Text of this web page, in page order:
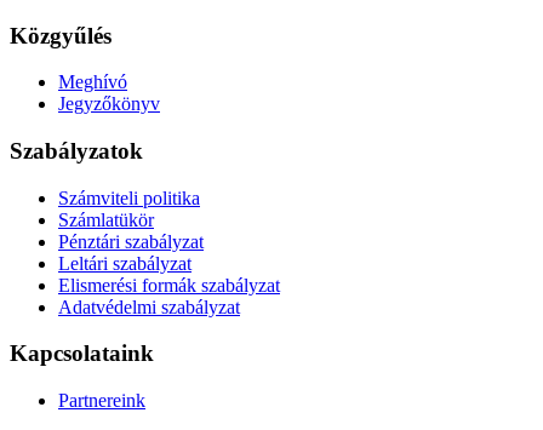
Közgyűlés
Meghívó
Jegyzőkönyv
Szabályzatok
Számviteli politika
Számlatükör
Pénztári szabályzat
Leltári szabályzat
Elismerési formák szabályzat
Adatvédelmi szabályzat
Kapcsolataink
Partnereink